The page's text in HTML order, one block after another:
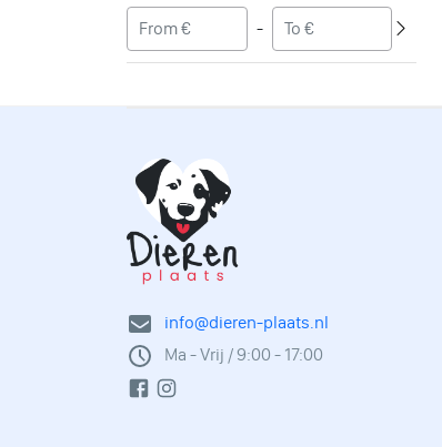
-
info@dieren-plaats.nl
Ma - Vrij / 9:00 - 17:00